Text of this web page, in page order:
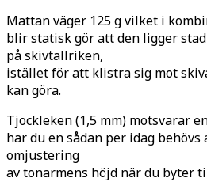
Mattan väger 125 g vilket i
blir statisk gör att den ligger
på skivtallriken,
istället för att klistra sig mot
kan göra.
Tjockleken (1,5 mm) motsvarar
har du en sådan per idag
omjustering
av tonarmens höjd när du byter